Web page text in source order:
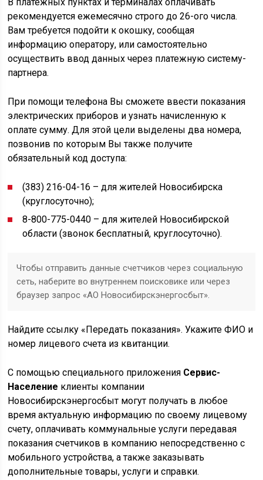
рекомендуется ежемесячно строго до 26-ого числа.
Вам требуется подойти к окошку, сообщая
информацию оператору, или самостоятельно
осуществить ввод данных через платежную систему-
партнера.
При помощи телефона Вы сможете ввести показания
электрических приборов и узнать начисленную к
оплате сумму. Для этой цели выделены два номера,
позвонив по которым Вы также получите
обязательный код доступа:
(383) 216-04-16 – для жителей Новосибирска
(круглосуточно);
8-800-775-0440 – для жителей Новосибирской
области (звонок бесплатный, круглосуточно).
Чтобы отправить данные счетчиков через социальную
сеть, наберите во внутреннем поисковике или через
браузер запрос «АО Новосибирскэнергосбыт».
Найдите ссылку «Передать показания». Укажите ФИО и
номер лицевого счета из квитанции.
С помощью специального приложения Сервис-
Население клиенты компании
Новосибирскэнергосбыт могут получать в любое
время актуальную информацию по своему лицевому
счету, оплачивать коммунальные услуги передавая
показания счетчиков в компанию непосредственно с
мобильного устройства, а также заказывать
дополнительные товары, услуги и справки.